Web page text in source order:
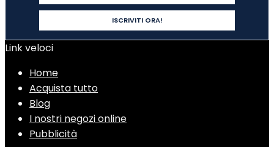
Link veloci
Home
Acquista tutto
Blog
I nostri negozi online
Pubblicità